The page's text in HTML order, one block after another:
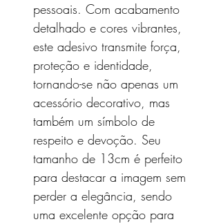
pessoais. Com acabamento
detalhado e cores vibrantes,
este adesivo transmite força,
proteção e identidade,
tornando-se não apenas um
acessório decorativo, mas
também um símbolo de
respeito e devoção. Seu
tamanho de 13cm é perfeito
para destacar a imagem sem
perder a elegância, sendo
uma excelente opção para